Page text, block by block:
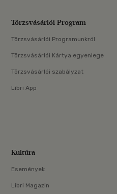
Törzsvásárlói Program
Törzsvásárlói Programunkról
Törzsvásárlói Kártya egyenlege
Törzsvásárlói szabályzat
Libri App
Kultúra
Események
Libri Magazin